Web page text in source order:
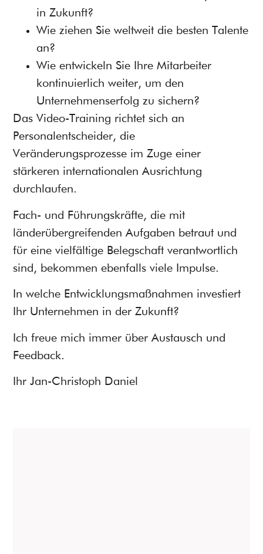
in Zukunft?
Wie ziehen Sie weltweit die besten Talente
an?
Wie entwickeln Sie Ihre Mitarbeiter
kontinuierlich weiter, um den
Unternehmenserfolg zu sichern?
Das Video-Training richtet sich an
Personalentscheider, die
Veränderungsprozesse im Zuge einer
stärkeren internationalen Ausrichtung
durchlaufen.
Fach- und Führungskräfte, die mit
länderübergreifenden Aufgaben betraut und
für eine vielfältige Belegschaft verantwortlich
sind, bekommen ebenfalls viele Impulse.
In welche Entwicklungsmaßnahmen investiert
Ihr Unternehmen in der Zukunft?
Ich freue mich immer über Austausch und
Feedback.
Ihr Jan-Christoph Daniel